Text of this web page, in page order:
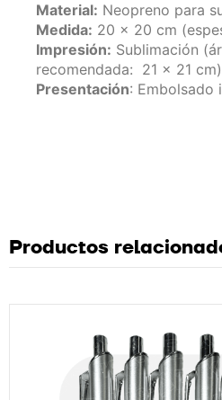
Material: Neopreno para
Medida: 20 x 20 cm
Impresión: Sublimación
recomendada: 21 x 21 cm)
Presentación: Embolsado
Productos